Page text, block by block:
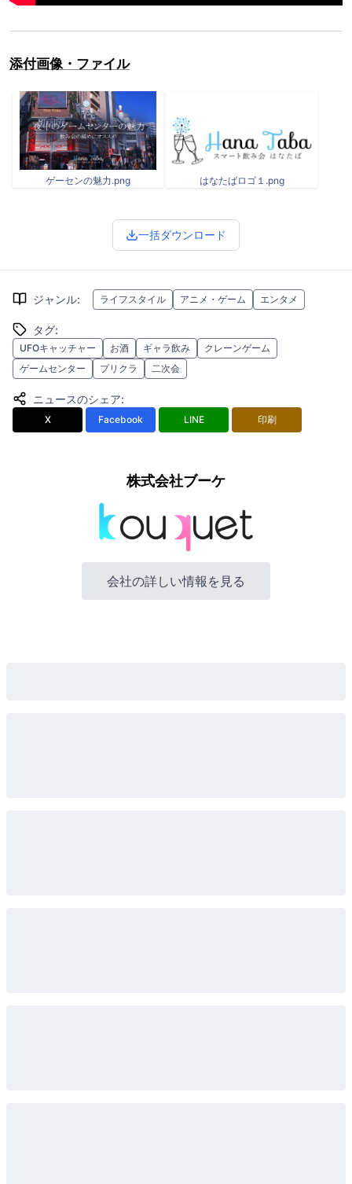
添付画像・ファイル
ゲーセンの魅力.png はなたばロゴ１.png
一括ダウンロード
ジャンル: ライフスタイル アニメ・ゲーム エンタメ
タグ:
UFOキャッチャー お酒 ギャラ飲み
クレーンゲーム
ゲームセンター
プリクラ 二次会
ニュースのシェア:
X Facebook LINE 印刷
株式会社ブーケ
会社の詳しい情報を見る